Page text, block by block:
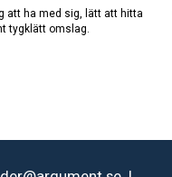
att ha med sig, lätt att hitta
tygklätt omslag.